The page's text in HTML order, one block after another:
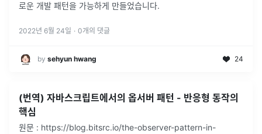
로운 개발 패턴을 가능하게 만들었습니다.
2022년 6월 24일 · 0개의 댓글
by sehyun hwang 24
(번역) 자바스크립트에서의 옵서버 패턴 - 반응형 동작의
핵심
원문 : https://blog.bitsrc.io/the-observer-pattern-in-